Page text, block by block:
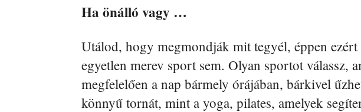
Ha önálló vagy …
Utálod, hogy megmondják mit tegyél, éppen
egyetlen merev sport sem. Olyan sportot válassz,
megfelelően a nap bármely órájában, bárkivel
könnyű tornát, mint a yoga, pilates, amelyek